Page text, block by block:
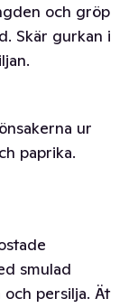
och gröp
Skär gurkan i
ur
paprika.
smulad
persilja. Ät